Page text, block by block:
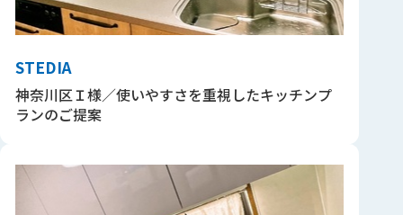
STEDIA
神奈川区Ｉ様／使いやすさを重視したキッチンプ
ランのご提案